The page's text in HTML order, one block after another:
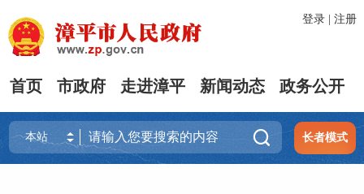
登录| 注册
首页 市政府 走进漳平 新闻动态 政务公开
长者模式
